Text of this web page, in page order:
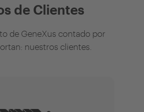
de Clientes
de GeneXus contado por
nuestros clientes.